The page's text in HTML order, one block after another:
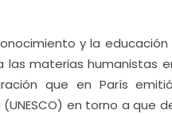
y la educación
materias humanistas
que en París
en torno a que